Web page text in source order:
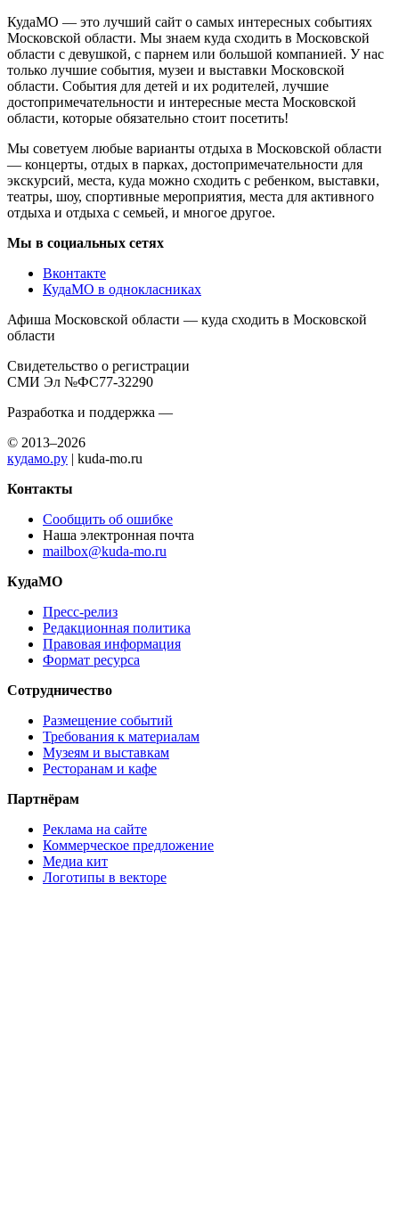
КудаМО — это лучший сайт о самых интересных событиях
Московской области. Мы знаем куда сходить в Московской
области с девушкой, с парнем или большой компанией. У нас
только лучшие события, музеи и выставки Московской
области. События для детей и их родителей, лучшие
достопримечательности и интересные места Московской
области, которые обязательно стоит посетить!
Мы советуем любые варианты отдыха в Московской области
— концерты, отдых в парках, достопримечательности для
экскурсий, места, куда можно сходить с ребенком, выставки,
театры, шоу, спортивные мероприятия, места для активного
отдыха и отдыха с семьей, и многое другое.
Мы в социальных сетях
Вконтакте
КудаМО в однокласниках
Афиша Московской области — куда сходить в Московской
области
Свидетельство о регистрации
СМИ Эл №ФС77-32290
Разработка и поддержка —
© 2013–2026
кудамо.ру | kuda-mo.ru
Контакты
Сообщить об ошибке
Наша электронная почта
mailbox@kuda-mo.ru
КудаМО
Пресс-релиз
Редакционная политика
Правовая информация
Формат ресурса
Сотрудничество
Размещение событий
Требования к материалам
Музеям и выставкам
Ресторанам и кафе
Партнёрам
Реклама на сайте
Коммерческое предложение
Медиа кит
Логотипы в векторе